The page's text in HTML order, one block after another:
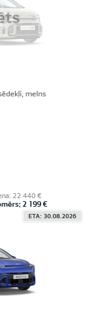
melns
22 440 €
2 199 €
ETA: 30.08.2026